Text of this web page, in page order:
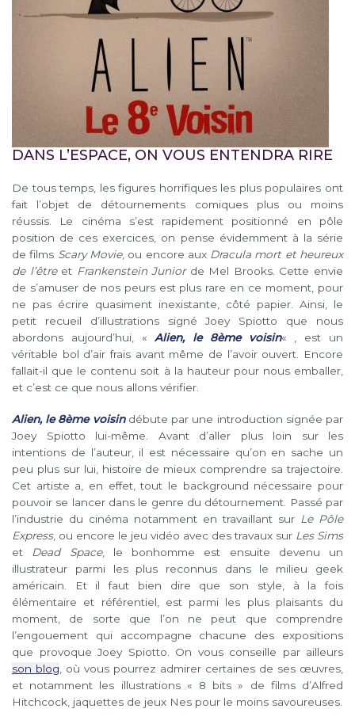
DANS L’ESPACE, ON VOUS ENTENDRA RIRE
De tous temps, les figures horrifiques les plus populaires ont
fait l’objet de détournements comiques plus ou moins
réussis. Le cinéma s’est rapidement positionné en pôle
position de ces exercices, on pense évidemment à la série
de films Scary Movie, ou encore aux Dracula mort et heureux
de l’êtreet Frankenstein Juniorde Mel Brooks. Cette envie
de s’amuser de nos peurs est plus rare en ce moment, pour
ne pas écrire quasiment inexistante, côté papier. Ainsi, le
petit recueil d’illustrations signé Joey Spiotto que nous
abordons aujourd’hui, «Alien, le 8ème voisin« , est un
véritable bol d’air frais avant même de l’avoir ouvert. Encore
fallait-il que le contenu soit à la hauteur pour nous emballer,
et c’est ce que nous allons vérifier.
Alien, le 8ème voisindébute par une introduction signée par
Joey Spiotto lui-même. Avant d’aller plus loin sur les
intentions de l’auteur, il est nécessaire qu’on en sache un
peu plus sur lui, histoire de mieux comprendre sa trajectoire.
Cet artiste a, en effet, tout le background nécessaire pour
pouvoir se lancer dans le genre du détournement. Passé par
l’industrie du cinéma notamment en travaillant sur Le Pôle
Express, ou encore le jeu vidéo avec des travaux sur Les Sims
et Dead Space, le bonhomme est ensuite devenu un
illustrateur parmi les plus reconnus dans le milieu geek
américain. Et il faut bien dire que son style, à la fois
élémentaire et référentiel, est parmi les plus plaisants du
moment, de sorte que l’on ne peut que comprendre
l’engouement qui accompagne chacune des expositions
que provoque Joey Spiotto. On vous conseille par ailleurs
son blog, où vous pourrez admirer certaines de ses œuvres,
et notamment les illustrations « 8 bits » de films d’Alfred
Hitchcock, jaquettes de jeux Nes pour le moins savoureuses.